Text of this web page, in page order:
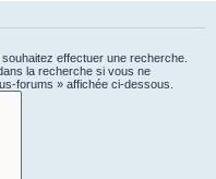
effectuer une recherche.
la recherche si vous ne
forums » affichée ci-dessous.